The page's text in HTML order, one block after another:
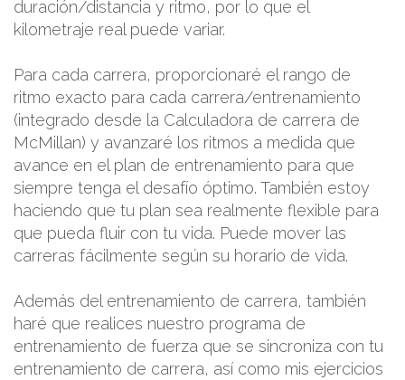
duración/distancia y ritmo, por lo que el
kilometraje real puede variar.
Para cada carrera, proporcionaré el rango de
ritmo exacto para cada carrera/entrenamiento
(integrado desde la Calculadora de carrera de
McMillan) y avanzaré los ritmos a medida que
avance en el plan de entrenamiento para que
siempre tenga el desafío óptimo. También estoy
haciendo que tu plan sea realmente flexible para
que pueda fluir con tu vida. Puede mover las
carreras fácilmente según su horario de vida.
Además del entrenamiento de carrera, también
haré que realices nuestro programa de
entrenamiento de fuerza que se sincroniza con tu
entrenamiento de carrera, así como mis ejercicios